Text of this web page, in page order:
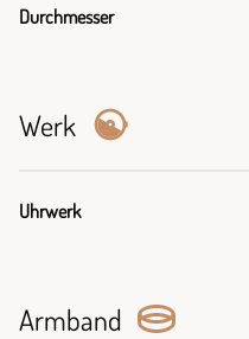
Durchmesser
Werk
Uhrwerk
Armband